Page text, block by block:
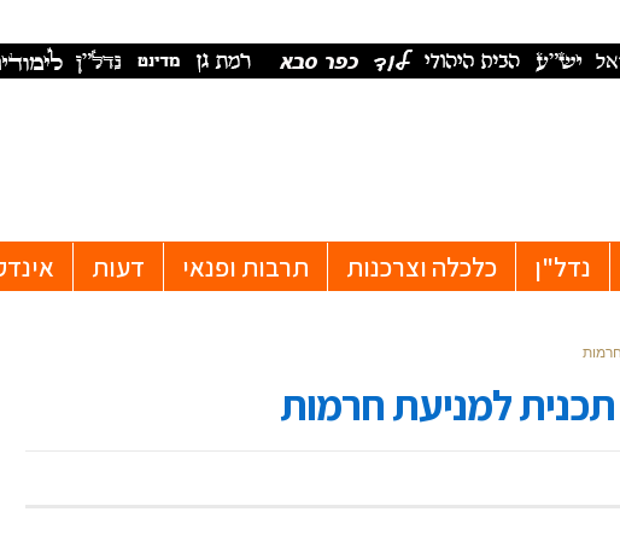
נדל"ן כלכלה וצרכנות תרבות ופנאי דעות
למניעת חרמות